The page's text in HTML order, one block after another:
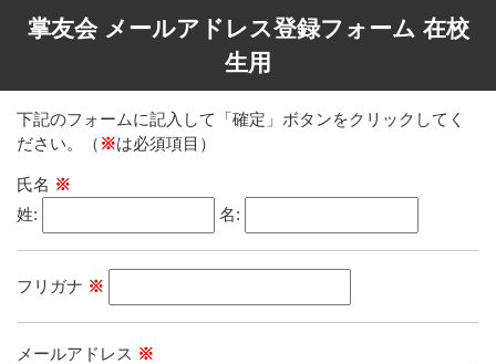
掌友会 メールアドレス登録フォーム 在校
生用
下記のフォームに記入して「確定」ボタンをクリックしてく
ださい。（ ※は必須項目）
氏名 ※
姓:
名:
フリガナ ※
メールアドレス ※